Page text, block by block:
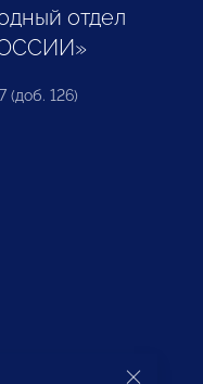
отдел
(доб. 126)